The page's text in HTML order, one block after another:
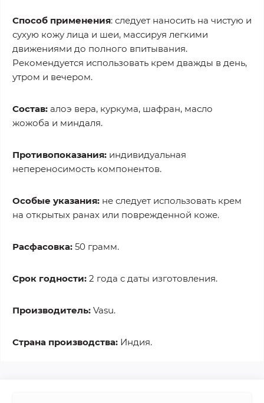
Способ применения: следует наносить на чистую и
сухую кожу лица и шеи, массируя легкими
движениями до полного впитывания.
Рекомендуется использовать крем дважды в день,
утром и вечером.
Состав: алоэ вера, куркума, шафран, масло
жожоба и миндаля.
Противопоказания: индивидуальная
непереносимость компонентов.
Особые указания: не следует использовать крем
на открытых ранах или поврежденной коже.
Расфасовка: 50 грамм.
Срок годности: 2 года с даты изготовления.
Производитель: Vasu.
Страна производства: Индия.